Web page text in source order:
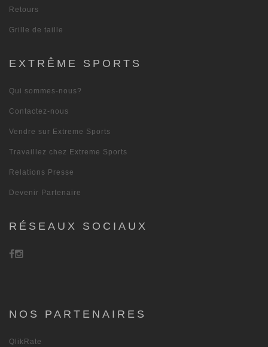
Retours
Grille de taille
EXTRÊME SPORTS
Qui sommes-nous?
Contactez-nous
Vendre sur Extreme Sports
Travaillez chez Extreme Sports
Relations Presse
Devenir Partenaire
RÉSEAUX SOCIAUX
NOS PARTENAIRES
QlikRate